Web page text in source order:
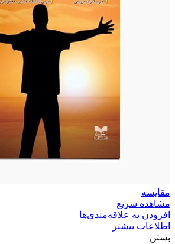
مقایسه
مشاهده سریع
افزودن به علاقه‌مندی‌ها
اطلاعات بیشتر
بستن